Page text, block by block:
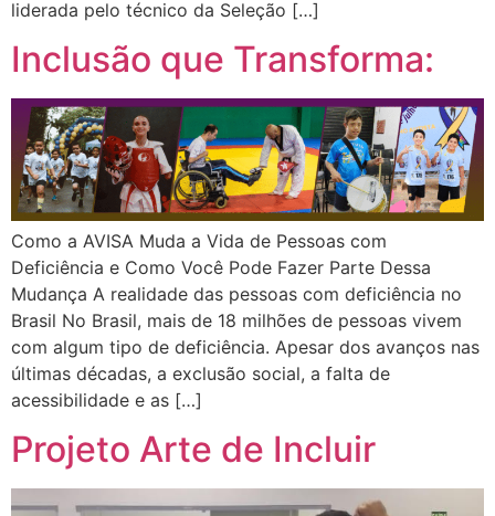
liderada pelo técnico da Seleção […]
Inclusão que Transforma:
Como a AVISA Muda a Vida de Pessoas com
Deficiência e Como Você Pode Fazer Parte Dessa
Mudança A realidade das pessoas com deficiência no
Brasil No Brasil, mais de 18 milhões de pessoas vivem
com algum tipo de deficiência. Apesar dos avanços nas
últimas décadas, a exclusão social, a falta de
acessibilidade e as […]
Projeto Arte de Incluir